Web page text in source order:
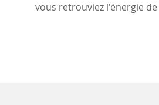
vous retrouviez l'énergie